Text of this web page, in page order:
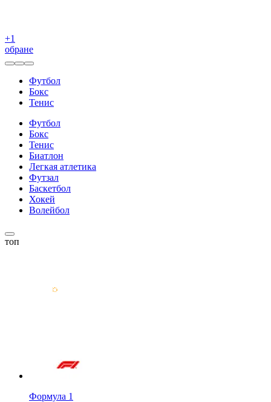
+1
обране
Футбол
Бокс
Тенис
Футбол
Бокс
Тенис
Биатлон
Легкая атлетика
Футзал
Баскетбол
Хокей
Волейбол
топ
Формула 1